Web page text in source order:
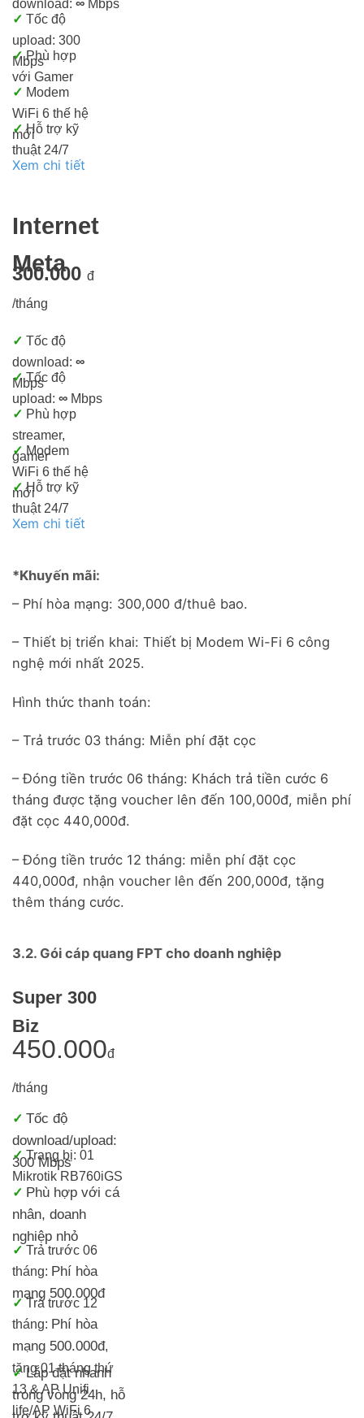
download: ∞ Mbps
✓ Tốc độ
upload: 300
Mbps
✓Phù hợp
với Gamer
✓ Modem
WiFi 6 thế hệ
mới
✓Hỗ trợ kỹ
thuật 24/7
Xem chi tiết
Internet
Meta
300.000 đ
/tháng
✓ Tốc độ
download: ∞
Mbps
✓Tốc độ
upload: ∞ Mbps
✓ Phù hợp
streamer,
gamer
✓Modem
WiFi 6 thế hệ
mới
✓Hỗ trợ kỹ
thuật 24/7
Xem chi tiết
*Khuyến mãi:
– Phí hòa mạng: 300,000 đ/thuê bao.
– Thiết bị triển khai: Thiết bị Modem Wi-Fi 6 công
nghệ mới nhất 2025.
Hình thức thanh toán:
– Trả trước 03 tháng: Miễn phí đặt cọc
– Đóng tiền trước 06 tháng: Khách trả tiền cước 6
tháng được tặng voucher lên đến 100,000đ, miễn phí
đặt cọc 440,000đ.
– Đóng tiền trước 12 tháng: miễn phí đặt cọc
440,000đ, nhận voucher lên đến 200,000đ, tặng
thêm tháng cước.
3.2. Gói cáp quang FPT cho doanh nghiệp
Super 300
Biz
450.000đ
/tháng
✓ Tốc độ
download/upload:
300 Mbps
✓Trang bị: 01
Mikrotik RB760iGS
✓ Phù hợp với cá
nhân, doanh
nghiệp nhỏ
✓ Trả trước 06
tháng: Phí hòa
mạng 500.000đ
✓ Trả trước 12
tháng: Phí hòa
mạng 500.000đ,
tặng 01 tháng thứ
13 & AP Unifi
life/AP WiFi 6
✓Lắp đặt nhanh
trong vòng 24h, hỗ